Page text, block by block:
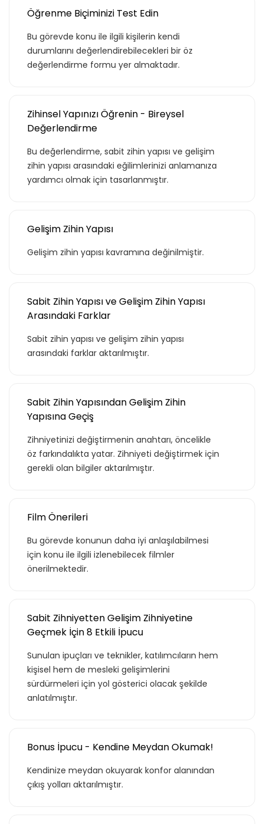
Öğrenme Biçiminizi Test Edin
Bu görevde konu ile ilgili kişilerin kendi
durumlarını değerlendirebilecekleri bir öz
değerlendirme formu yer almaktadır.
Zihinsel Yapınızı Öğrenin - Bireysel
Değerlendirme
Bu değerlendirme, sabit zihin yapısı ve gelişim
zihin yapısı arasındaki eğilimlerinizi anlamanıza
yardımcı olmak için tasarlanmıştır.
Gelişim Zihin Yapısı
Gelişim zihin yapısı kavramına değinilmiştir.
Sabit Zihin Yapısı ve Gelişim Zihin Yapısı
Arasındaki Farklar
Sabit zihin yapısı ve gelişim zihin yapısı
arasındaki farklar aktarılmıştır.
Sabit Zihin Yapısından Gelişim Zihin
Yapısına Geçiş
Zihniyetinizi değiştirmenin anahtarı, öncelikle
öz farkındalıkta yatar. Zihniyeti değiştirmek için
gerekli olan bilgiler aktarılmıştır.
Film Önerileri
Bu görevde konunun daha iyi anlaşılabilmesi
için konu ile ilgili izlenebilecek filmler
önerilmektedir.
Sabit Zihniyetten Gelişim Zihniyetine
Geçmek İçin 8 Etkili İpucu
Sunulan ipuçları ve teknikler, katılımcıların hem
kişisel hem de mesleki gelişimlerini
sürdürmeleri için yol gösterici olacak şekilde
anlatılmıştır.
Bonus İpucu - Kendine Meydan Okumak!
Kendinize meydan okuyarak konfor alanından
çıkış yolları aktarılmıştır.
Teklif listende 50
adet eğitime